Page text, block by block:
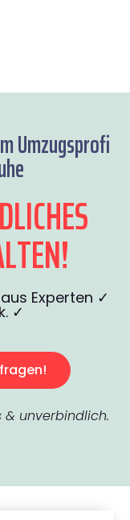
Umzugsprofi
Experten ✓
✓
& unverbindlich.